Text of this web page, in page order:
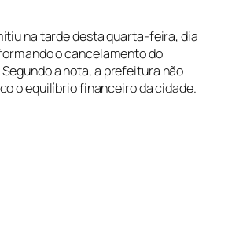
na tarde desta quarta-feira, dia
o cancelamento do
a nota, a prefeitura não
o equilíbrio financeiro da cidade.